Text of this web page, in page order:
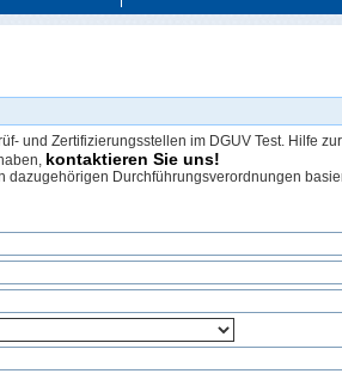
und Zertifizierungsstellen im DGUV Test. Hilfe
kontaktieren Sie uns!
dazugehörigen Durchführungsverordnungen